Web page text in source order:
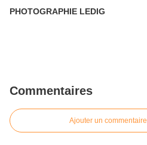
PHOTOGRAPHIE LEDIG
Commentaires
Ajouter un commentaire